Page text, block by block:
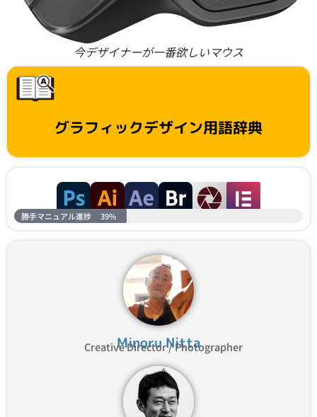
今デザイナーが一番欲しいマウス
グラフィックデザイン用語辞典
勝手マニュアル進捗 39%
Minoru Nitta
Creative Director / Photographer